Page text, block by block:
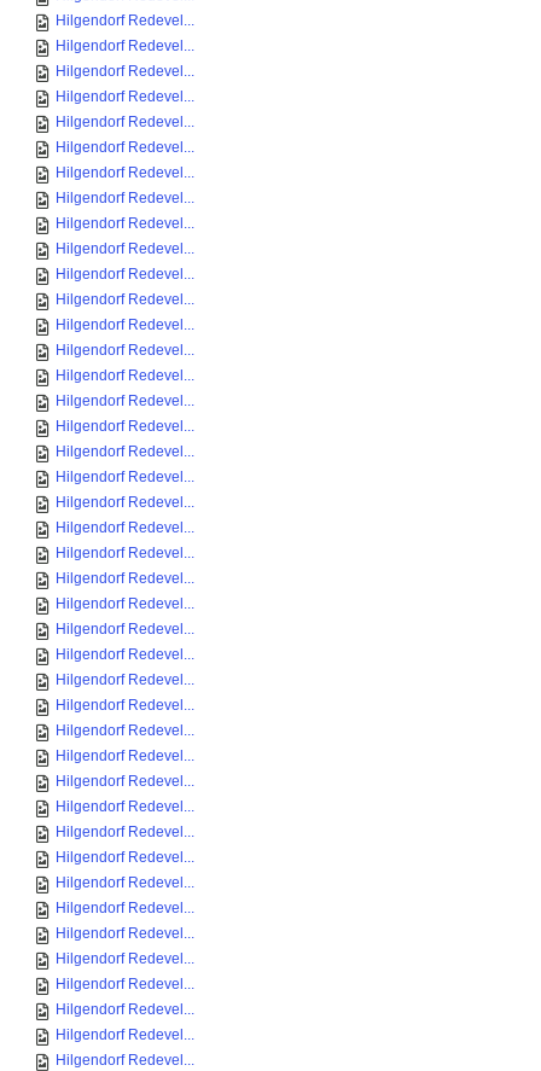
Hilgendorf Redevel...
Hilgendorf Redevel...
Hilgendorf Redevel...
Hilgendorf Redevel...
Hilgendorf Redevel...
Hilgendorf Redevel...
Hilgendorf Redevel...
Hilgendorf Redevel...
Hilgendorf Redevel...
Hilgendorf Redevel...
Hilgendorf Redevel...
Hilgendorf Redevel...
Hilgendorf Redevel...
Hilgendorf Redevel...
Hilgendorf Redevel...
Hilgendorf Redevel...
Hilgendorf Redevel...
Hilgendorf Redevel...
Hilgendorf Redevel...
Hilgendorf Redevel...
Hilgendorf Redevel...
Hilgendorf Redevel...
Hilgendorf Redevel...
Hilgendorf Redevel...
Hilgendorf Redevel...
Hilgendorf Redevel...
Hilgendorf Redevel...
Hilgendorf Redevel...
Hilgendorf Redevel...
Hilgendorf Redevel...
Hilgendorf Redevel...
Hilgendorf Redevel...
Hilgendorf Redevel...
Hilgendorf Redevel...
Hilgendorf Redevel...
Hilgendorf Redevel...
Hilgendorf Redevel...
Hilgendorf Redevel...
Hilgendorf Redevel...
Hilgendorf Redevel...
Hilgendorf Redevel...
Hilgendorf Redevel...